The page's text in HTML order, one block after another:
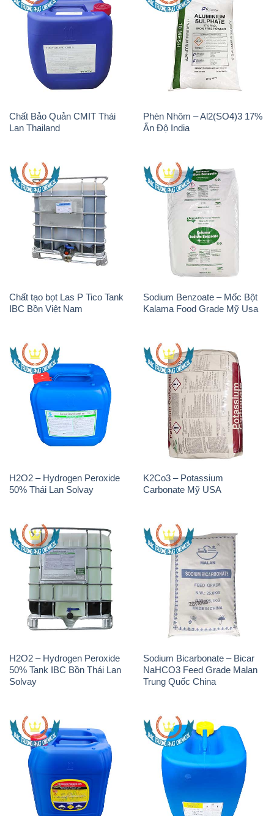
Chất Bảo Quản CMIT Thái
Lan Thailand
Phèn Nhôm – Al2(SO4)3 17%
Ấn Độ India
Chất tạo bọt Las P Tico Tank
IBC Bồn Việt Nam
Sodium Benzoate – Mốc Bột
Kalama Food Grade Mỹ Usa
H2O2 – Hydrogen Peroxide
50% Thái Lan Solvay
K2Co3 – Potassium
Carbonate Mỹ USA
H2O2 – Hydrogen Peroxide
50% Tank IBC Bồn Thái Lan
Solvay
Sodium Bicarbonate – Bicar
NaHCO3 Feed Grade Malan
Trung Quốc China